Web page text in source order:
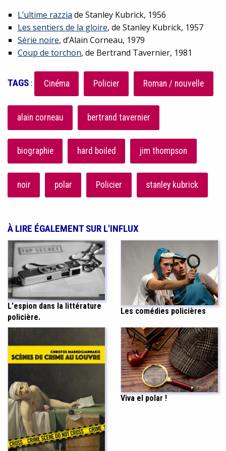
L’ultime razzia de Stanley Kubrick, 1956
Les sentiers de la gloire, de Stanley Kubrick, 1957
Série noire, d’Alain Corneau, 1979
Coup de torchon, de Bertrand Tavernier, 1981
TAGS: Cinéma Policier Roman / nouvelle
alain corneau bertrand tavernier
biographie hard boiled jim thompson
noir polar Policier stanley kubrick
À LIRE ÉGALEMENT SUR L'INFLUX
L'espion dans la littérature
policière.
Les comédies policières
Viva el polar !